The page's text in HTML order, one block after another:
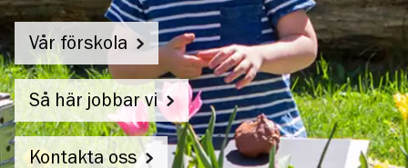
Vår förskola
Så här jobbar vi
Kontakta oss